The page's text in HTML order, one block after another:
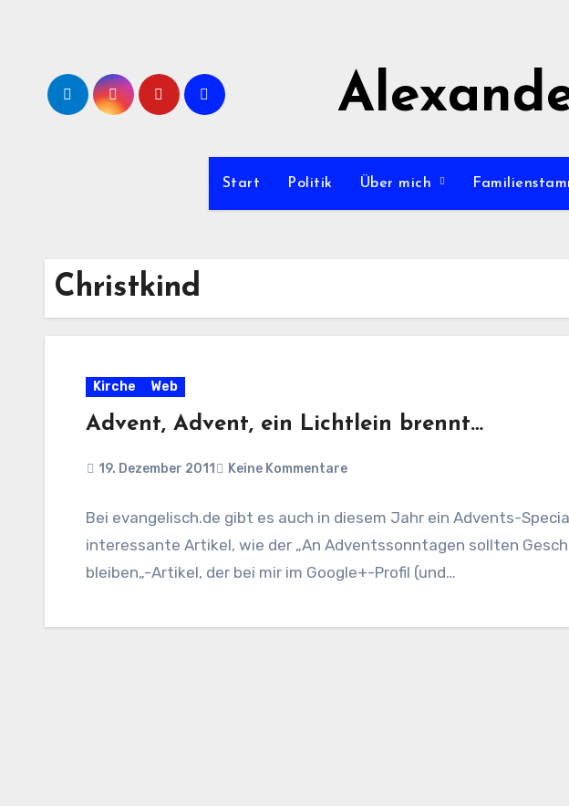
Start Politik Über mich
Christkind
Kirche Web
Advent, Advent, ein Lichtlein brennt…
19. Dezember 2011 Keine Kommentare
Bei evangelisch.de gibt es auch in diesem Jahr ein Advents-
interessante Artikel, wie der „An Adventssonntagen sollten
bleiben„-Artikel, der bei mir im Google+-Profil (und…